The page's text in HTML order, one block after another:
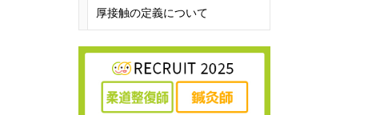
厚接触の定義について